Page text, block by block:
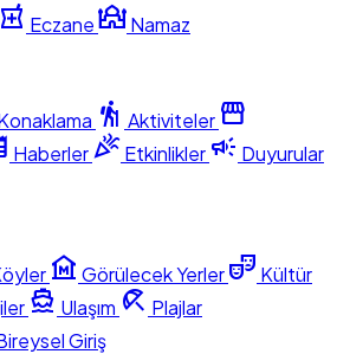
local_pharmacy EczanemosqueNamaz
hiking Aktiviteler storefront
Haberler celebrationEtkinlikler campaign Duyurular
museum Görülecek Yerlertheater_comedy Kültür
directions_boat Ulaşım beach_access Plajlar
Giriş